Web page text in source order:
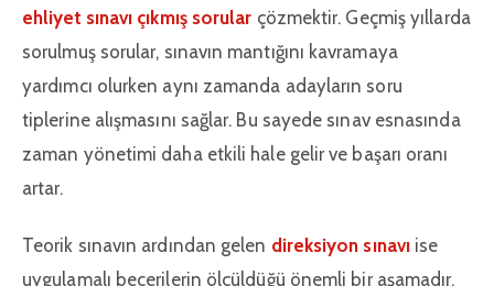
ehliyet sınavı çıkmış sorular çözmektir. Geçmiş yıllarda
sorulmuş sorular, sınavın mantığını kavramaya
yardımcı olurken aynı zamanda adayların soru
tiplerine alışmasını sağlar. Bu sayede sınav esnasında
zaman yönetimi daha etkili hale gelir ve başarı oranı
artar.
Teorik sınavın ardından gelen direksiyon sınavı ise
uygulamalı becerilerin ölçüldüğü önemli bir aşamadır.